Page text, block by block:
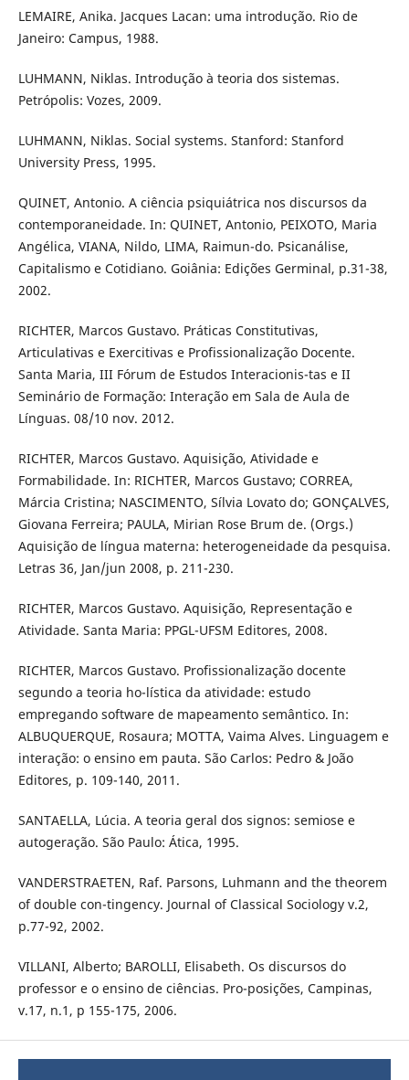
LEMAIRE, Anika. Jacques Lacan: uma introdução. Rio de
Janeiro: Campus, 1988.
LUHMANN, Niklas. Introdução à teoria dos sistemas.
Petrópolis: Vozes, 2009.
LUHMANN, Niklas. Social systems. Stanford: Stanford
University Press, 1995.
QUINET, Antonio. A ciência psiquiátrica nos discursos da
contemporaneidade. In: QUINET, Antonio, PEIXOTO, Maria
Angélica, VIANA, Nildo, LIMA, Raimun-do. Psicanálise,
Capitalismo e Cotidiano. Goiânia: Edições Germinal, p.31-38,
2002.
RICHTER, Marcos Gustavo. Práticas Constitutivas,
Articulativas e Exercitivas e Profissionalização Docente.
Santa Maria, III Fórum de Estudos Interacionis-tas e II
Seminário de Formação: Interação em Sala de Aula de
Línguas. 08/10 nov. 2012.
RICHTER, Marcos Gustavo. Aquisição, Atividade e
Formabilidade. In: RICHTER, Marcos Gustavo; CORREA,
Márcia Cristina; NASCIMENTO, Sílvia Lovato do; GONÇALVES,
Giovana Ferreira; PAULA, Mirian Rose Brum de. (Orgs.)
Aquisição de língua materna: heterogeneidade da pesquisa.
Letras 36, Jan/jun 2008, p. 211-230.
RICHTER, Marcos Gustavo. Aquisição, Representação e
Atividade. Santa Maria: PPGL-UFSM Editores, 2008.
RICHTER, Marcos Gustavo. Profissionalização docente
segundo a teoria ho-lística da atividade: estudo
empregando software de mapeamento semântico. In:
ALBUQUERQUE, Rosaura; MOTTA, Vaima Alves. Linguagem e
interação: o ensino em pauta. São Carlos: Pedro & João
Editores, p. 109-140, 2011.
SANTAELLA, Lúcia. A teoria geral dos signos: semiose e
autogeração. São Paulo: Ática, 1995.
VANDERSTRAETEN, Raf. Parsons, Luhmann and the theorem
of double con-tingency. Journal of Classical Sociology v.2,
p.77-92, 2002.
VILLANI, Alberto; BAROLLI, Elisabeth. Os discursos do
professor e o ensino de ciências. Pro-posições, Campinas,
v.17, n.1, p 155-175, 2006.